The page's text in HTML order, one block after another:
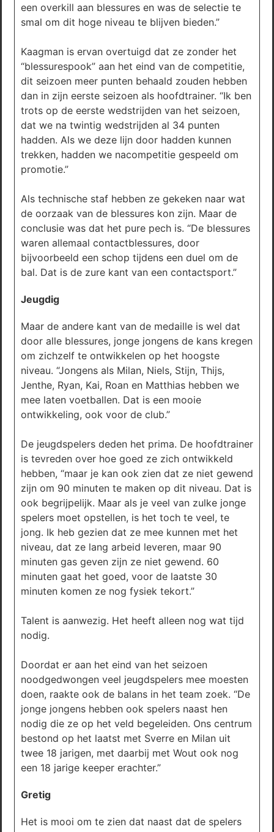
een overkill aan blessures en was de selectie te
smal om dit hoge niveau te blijven bieden.”
Kaagman is ervan overtuigd dat ze zonder het
“blessurespook” aan het eind van de competitie,
dit seizoen meer punten behaald zouden hebben
dan in zijn eerste seizoen als hoofdtrainer. “Ik ben
trots op de eerste wedstrijden van het seizoen,
dat we na twintig wedstrijden al 34 punten
hadden. Als we deze lijn door hadden kunnen
trekken, hadden we nacompetitie gespeeld om
promotie.”
Als technische staf hebben ze gekeken naar wat
de oorzaak van de blessures kon zijn. Maar de
conclusie was dat het pure pech is. “De blessures
waren allemaal contactblessures, door
bijvoorbeeld een schop tijdens een duel om de
bal. Dat is de zure kant van een contactsport.”
Jeugdig
Maar de andere kant van de medaille is wel dat
door alle blessures, jonge jongens de kans kregen
om zichzelf te ontwikkelen op het hoogste
niveau. “Jongens als Milan, Niels, Stijn, Thijs,
Jenthe, Ryan, Kai, Roan en Matthias hebben we
mee laten voetballen. Dat is een mooie
ontwikkeling, ook voor de club.”
De jeugdspelers deden het prima. De hoofdtrainer
is tevreden over hoe goed ze zich ontwikkeld
hebben, “maar je kan ook zien dat ze niet gewend
zijn om 90 minuten te maken op dit niveau. Dat is
ook begrijpelijk. Maar als je veel van zulke jonge
spelers moet opstellen, is het toch te veel, te
jong. Ik heb gezien dat ze mee kunnen met het
niveau, dat ze lang arbeid leveren, maar 90
minuten gas geven zijn ze niet gewend. 60
minuten gaat het goed, voor de laatste 30
minuten komen ze nog fysiek tekort.”
Talent is aanwezig. Het heeft alleen nog wat tijd
nodig.
Doordat er aan het eind van het seizoen
noodgedwongen veel jeugdspelers mee moesten
doen, raakte ook de balans in het team zoek. “De
jonge jongens hebben ook spelers naast hen
nodig die ze op het veld begeleiden. Ons centrum
bestond op het laatst met Sverre en Milan uit
twee 18 jarigen, met daarbij met Wout ook nog
een 18 jarige keeper erachter.”
Gretig
Het is mooi om te zien dat naast dat de spelers